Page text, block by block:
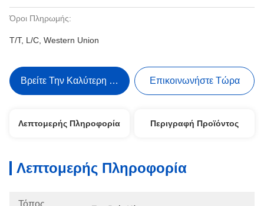
Όροι Πληρωμής:
T/T, L/C, Western Union
Βρείτε Την Καλύτερη Τιμή Επικοινωνήστε Τώρα
Λεπτομερής Πληροφορία Περιγραφή Προϊόντος
Λεπτομερής Πληροφορία
Τόπος